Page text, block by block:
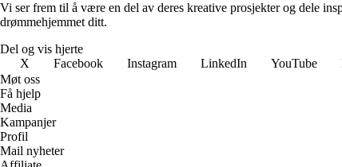
Vi ser frem til å være en del av deres kreative prosjekter og dele
drømmehjemmet ditt.
Del og vis hjerte
X
Facebook Instagram LinkedIn YouTube
Møt oss
Få hjelp
Media
Kampanjer
Profil
Mail nyheter